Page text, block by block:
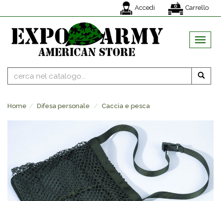
Accedi Carrello
MENU
Home Difesa personale Caccia e pesca